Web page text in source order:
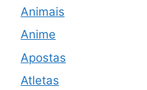
Animais
Anime
Apostas
Atletas